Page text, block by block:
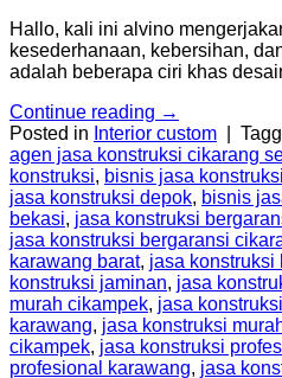
Hallo, kali ini alvino
kesederhanaan, kebersihan,
adalah beberapa ciri khas
Continue reading →
Posted in Interior custom
agen jasa konstruksi cikarang
konstruksi, bisnis jasa
jasa konstruksi depok, bisnis
bekasi, jasa konstruksi
jasa konstruksi bergaransi
karawang barat, jasa konstruksi
konstruksi jaminan, jasa
murah cikampek, jasa
karawang, jasa konstruksi
cikampek, jasa konstruksi
profesional karawang, jasa